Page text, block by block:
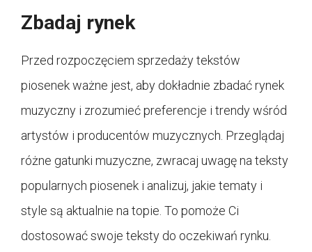
Zbadaj rynek
Przed rozpoczęciem sprzedaży tekstów
piosenek ważne jest, aby dokładnie zbadać rynek
muzyczny i zrozumieć preferencje i trendy wśród
artystów i producentów muzycznych. Przeglądaj
różne gatunki muzyczne, zwracaj uwagę na teksty
popularnych piosenek i analizuj, jakie tematy i
style są aktualnie na topie. To pomoże Ci
dostosować swoje teksty do oczekiwań rynku.